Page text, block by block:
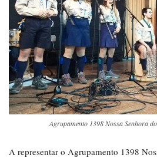
Agrupamento 1398 Nossa Senhora
A representar o Agrupamento 1398